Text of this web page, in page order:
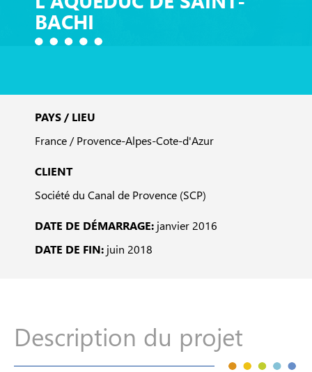
BACHI
PAYS / LIEU
France / Provence-Alpes-Cote-d'Azur
CLIENT
Société du Canal de Provence (SCP)
DATE DE DÉMARRAGE: janvier 2016
DATE DE FIN: juin 2018
Description du projet